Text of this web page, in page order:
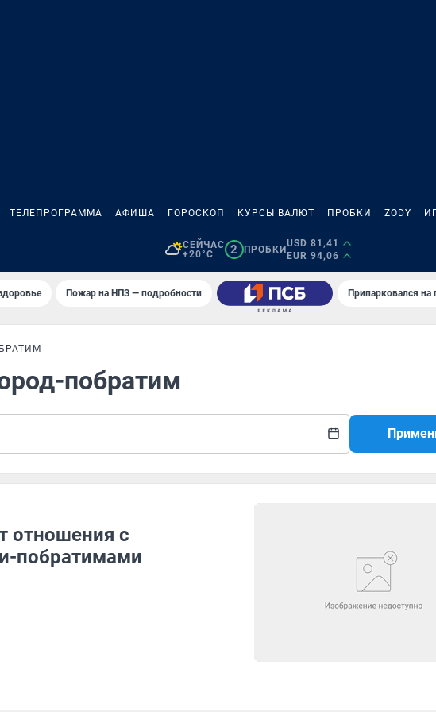
ТЕЛЕПРОГРАММА АФИША ГОРОСКОП КУРСЫ ВАЛЮТ ПРОБКИ ZODY
СЕЙЧАС
+20°C
2 ПРОБКИ
USD 81,41
EUR 94,06
Пожар на НПЗ — подробности Припарковался на
побратим
отношения с
побратимами